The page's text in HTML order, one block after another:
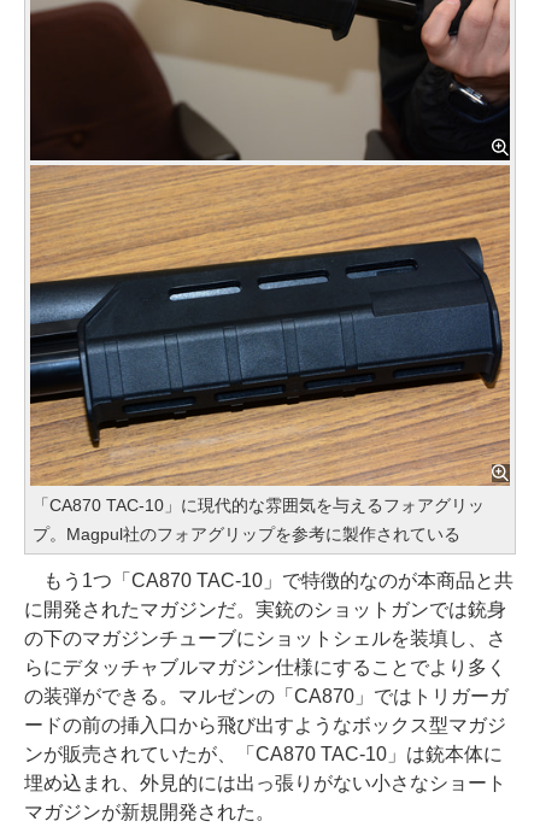
「CA870 TAC-10」に現代的な雰囲気を与えるフォアグリッ
プ。Magpul社のフォアグリップを参考に製作されている
もう1つ「CA870 TAC-10」で特徴的なのが本商品と共
に開発されたマガジンだ。実銃のショットガンでは銃身
の下のマガジンチューブにショットシェルを装填し、さ
らにデタッチャブルマガジン仕様にすることでより多く
の装弾ができる。マルゼンの「CA870」ではトリガーガ
ードの前の挿入口から飛び出すようなボックス型マガジ
ンが販売されていたが、「CA870 TAC-10」は銃本体に
埋め込まれ、外見的には出っ張りがない小さなショート
マガジンが新規開発された。